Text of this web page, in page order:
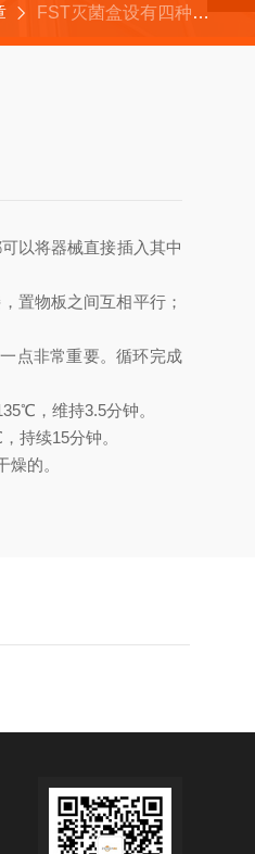
FST灭菌盒设有四种循环模式
以将器械直接插入其中
置物板之间互相平行；
点非常重要。循环完成
，维持3.5分钟。
持续15分钟。
的。